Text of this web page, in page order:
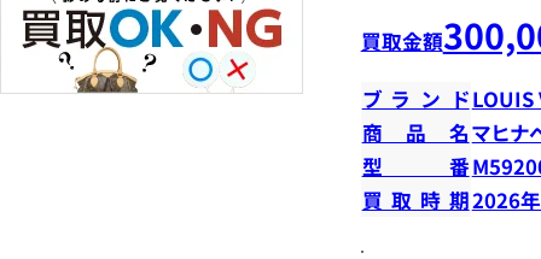
買取金額
ブランドLOUIS
商品名マヒナ
型番
買取時期2026